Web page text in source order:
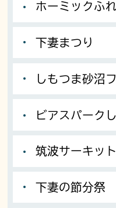
ホーミックふ
下妻まつり
しもつま砂沼
ビアスパーク
筑波サーキット
下妻の節分祭